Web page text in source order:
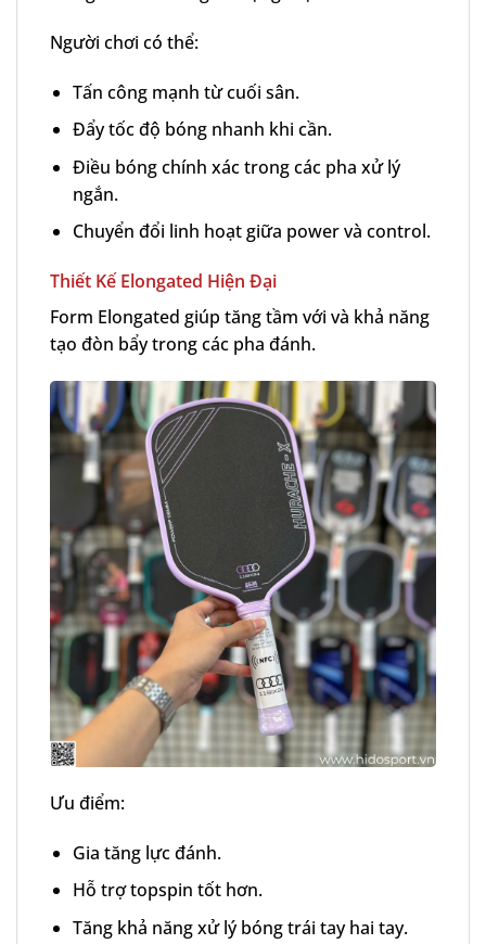
Người chơi có thể:
Tấn công mạnh từ cuối sân.
Đẩy tốc độ bóng nhanh khi cần.
Điều bóng chính xác trong các pha xử lý
ngắn.
Chuyển đổi linh hoạt giữa power và control.
Thiết Kế Elongated Hiện Đại
Form Elongated giúp tăng tầm với và khả năng
tạo đòn bẩy trong các pha đánh.
Ưu điểm:
Gia tăng lực đánh.
Hỗ trợ topspin tốt hơn.
Tăng khả năng xử lý bóng trái tay hai tay.